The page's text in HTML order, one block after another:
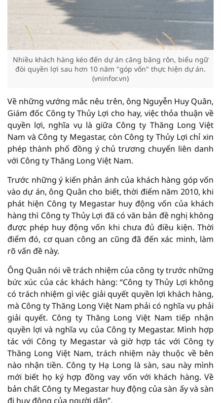
Nhiều khách hàng kéo đến dự án căng băng rôn, biểu ngữ
đòi quyền lợi sau hơn 10 năm "góp vốn" thực hiện dự án.
(vninfor.vn)
Về những vướng mắc nêu trên, ông Nguyễn Huy Quân,
Giám đốc Công ty Thủy Lợi cho hay, việc thỏa thuận về
quyền lợi, nghĩa vụ là giữa Công ty Thăng Long Việt
Nam và Công ty Megastar, còn Công ty Thủy Lợi chỉ xin
phép thành phố đồng ý chủ trương chuyển liên danh
với Công ty Thăng Long Việt Nam.
Trước những ý kiến phản ánh của khách hàng góp vốn
vào dự án, ông Quân cho biết, thời điểm năm 2010, khi
phát hiện Công ty Megastar huy động vốn của khách
hàng thì Công ty Thủy Lợi đã có văn bản đề nghị không
được phép huy động vốn khi chưa đủ điều kiện. Thời
điểm đó, cơ quan công an cũng đã đến xác minh, làm
rõ vấn đề này.
Ông Quân nói về trách nhiệm của công ty trước những
bức xúc của các khách hàng: “Công ty Thủy Lợi không
có trách nhiệm gì việc giải quyết quyền lợi khách hàng,
mà Công ty Thăng Long Việt Nam phải có nghĩa vụ phải
giải quyết. Công ty Thăng Long Việt Nam tiếp nhận
quyền lợi và nghĩa vụ của Công ty Megastar. Mình hợp
tác với Công ty Megastar và giờ hợp tác với Công ty
Thăng Long Việt Nam, trách nhiệm này thuộc về bên
nào nhận tiền. Công ty Hạ Long là sàn, sau này mình
mới biết họ ký hợp đồng vay vốn với khách hàng. Về
bản chất Công ty Megastar huy động của sàn ấy và sàn
đi huy động của người dân”.